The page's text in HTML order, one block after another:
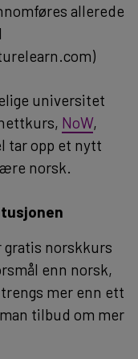
allerede
universitet
NoW,
tar opp et nytt
norsk.
norskkurs
enn norsk,
mer enn ett
tilbud om mer